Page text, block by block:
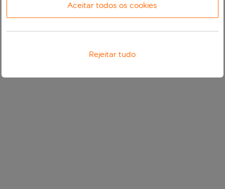
Aceitar todos os cookies
Rejeitar tudo